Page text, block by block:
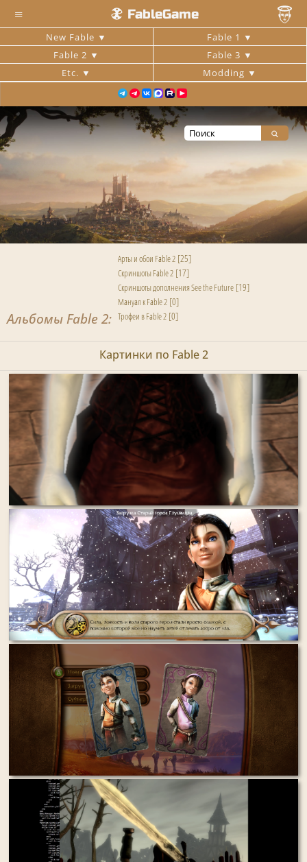
≡ FableGame
New Fable
Fable 1
Fable 2
Fable 3
Etc.
Modding
Альбомы Fable 2
Арты и обои Fable 2 [25]
Скриншоты Fable 2 [17]
Скриншоты дополнения See the Future [19]
Мануал к Fable 2 [0]
Трофеи в Fable 2 [0]
Картинки по Fable 2